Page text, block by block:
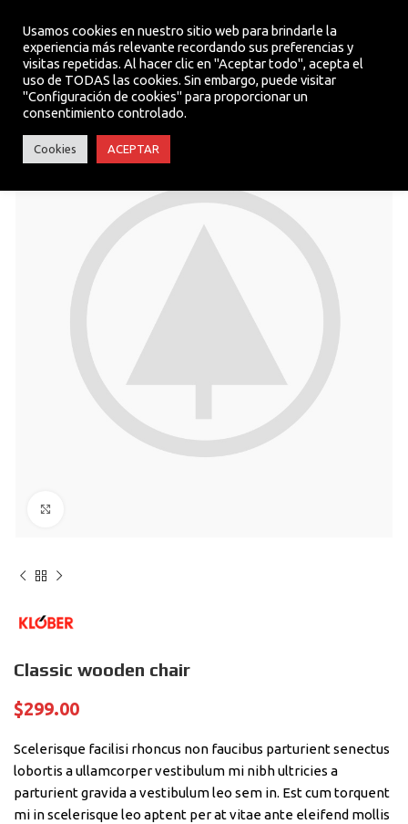
MENU
Classic wooden chair
$299.00
Scelerisque facilisi rhoncus non faucibus parturient senectus
lobortis a ullamcorper vestibulum mi nibh ultricies a
parturient gravida a vestibulum leo sem in. Est cum torquent
mi in scelerisque leo aptent per at vitae ante eleifend mollis
Usamos cookies en nuestro sitio web para brindarle la
experiencia más relevante recordando sus preferencias y
visitas repetidas. Al hacer clic en "Aceptar todo", acepta el
uso de TODAS las cookies. Sin embargo, puede visitar
"Configuración de cookies" para proporcionar un
consentimiento controlado.
Cookies ACEPTAR